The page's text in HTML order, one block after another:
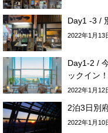
Day1 -3 /
2022年1月13
Day1-2 /
ックイン！
2022年1月12
2泊3日別
2022年1月10